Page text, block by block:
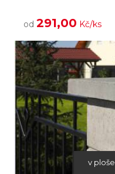
od 291,00 Kč/ks
v ploše